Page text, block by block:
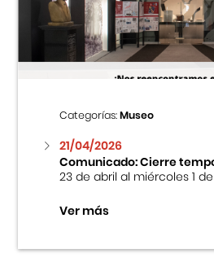
Centro Cultural Peruano
Museo de la Inmigración
Fondo Editorial
Teatro Peruano Japonés
Categorías:Museo
21/04/2026
Comunicado: Cierre
23 de abril al miércoles 1
Ver más